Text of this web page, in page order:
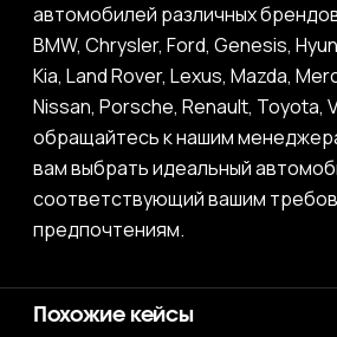
автомобилей различных
BMW, Chrysler, Ford, Genesis,
Kia, Land Rover, Lexus, Mazda,
Nissan, Porsche, Renault, Toyota,
обращайтесь к нашим
вам выбрать идеальный
соответствующий вашим
предпочтениям.
Похожие кейсы